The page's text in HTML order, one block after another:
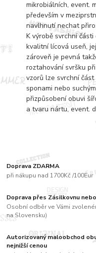
Doprava ZDARMA
při nákupu nad 1700Kč /100Eur
Doprava přes Zásilkovnu
Osobní odběr ve Vámi
na Slovensku)
Autorizovaný maloobchod
nejnižší cenou
mikrobiálních, event.
především v
navlhnutí nechat
K výrobě svrchní
kvalitní lícová useň,
zároveň je pevná
roztahování svršku
vzorů lze svrchní
sponami nebo
přizpůsobení obuvi
a tvaru nártu, event.